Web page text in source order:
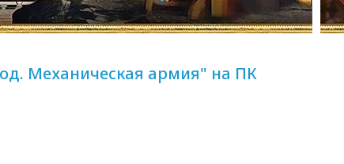
Механическая армия" на ПК